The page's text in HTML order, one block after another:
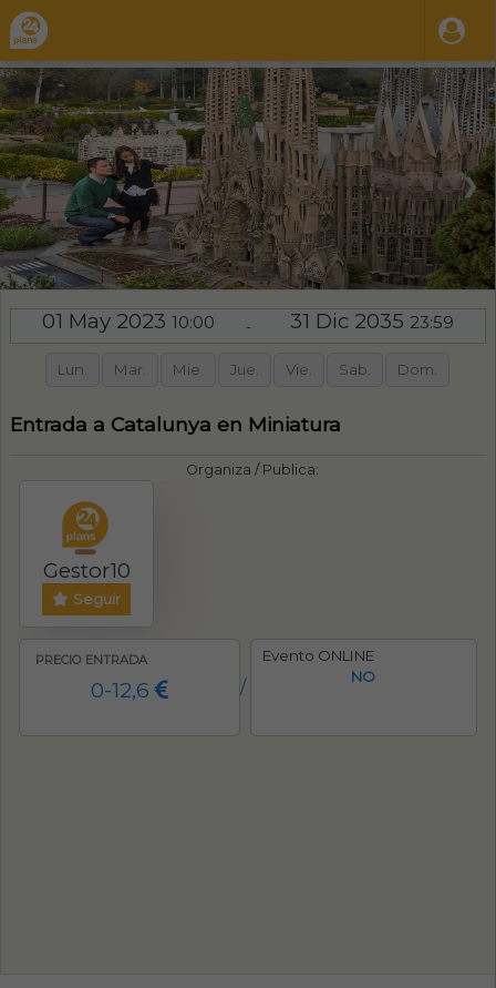
❮ ❯
01 May 2023 10:00 - 31 Dic 2035 23:59
Lun. Mar. Mie. Jue. Vie. Sab. Dom.
Entrada a Catalunya en Miniatura
Organiza / Publica:
Gestor10
Seguir
PRECIO ENTRADA
0-12,6 /
Evento ONLINE
NO